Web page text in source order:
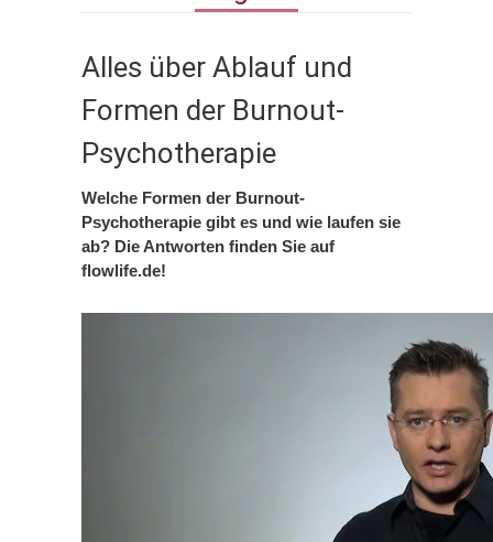
Alles über Ablauf und
Formen der Burnout-
Psychotherapie
Welche Formen der Burnout-
Psychotherapie gibt es und wie laufen sie
ab? Die Antworten finden Sie auf
flowlife.de!